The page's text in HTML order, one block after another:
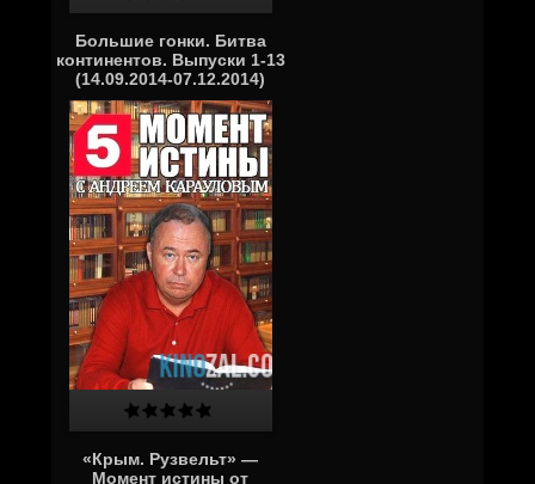
Большие гонки. Битва
континентов. Выпуски 1-13
(14.09.2014-07.12.2014)
«Крым. Рузвельт» —
Момент истины от